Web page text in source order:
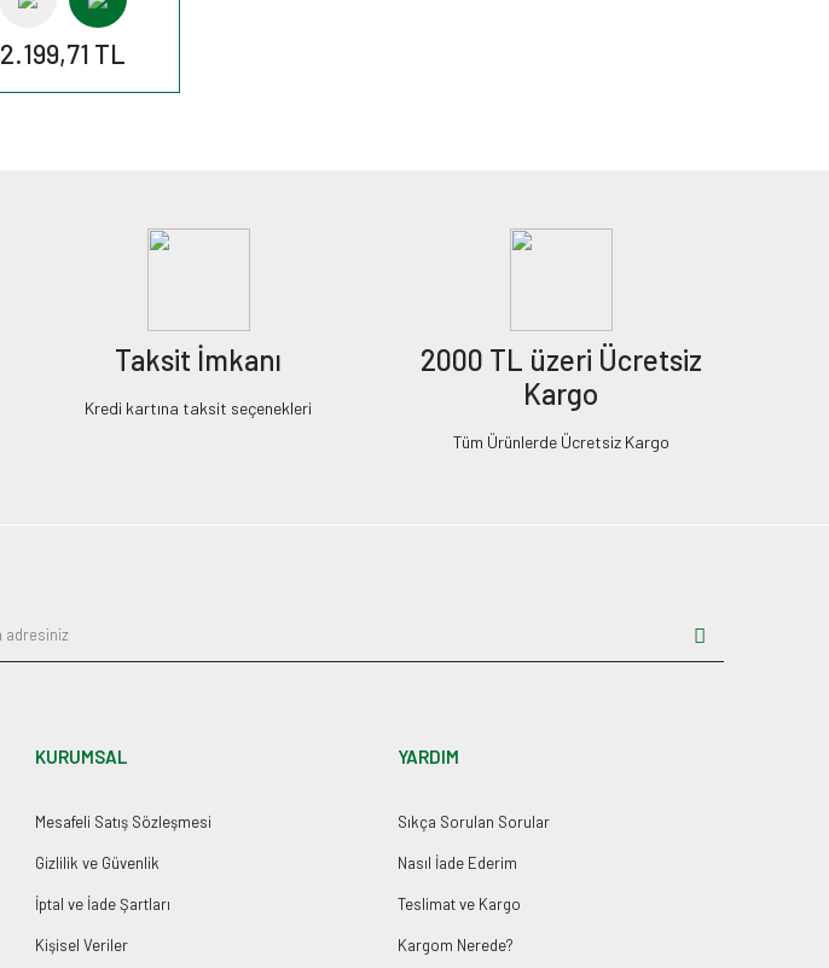
2.199,71 TL
Taksit İmkanı
Kredi kartına taksit seçenekleri
2000 TL üzeri Ücretsiz
Kargo
Tüm Ürünlerde Ücretsiz Kargo
KURUMSAL
Mesafeli Satış Sözleşmesi
Gizlilik ve Güvenlik
İptal ve İade Şartları
Kişisel Veriler
YARDIM
Sıkça Sorulan Sorular
Nasıl İade Ederim
Teslimat ve Kargo
Kargom Nerede?